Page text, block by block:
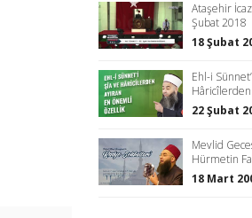
Ataşehir
Şubat 2018
18 Şubat
Ehl-i
Hâricîlerden
22 Şubat
Mevlid
Hürmetin
18 Mart